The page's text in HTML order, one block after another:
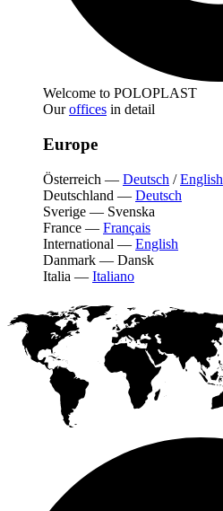
Welcome to POLOPLAST
Ouroffices in detail
Europe
Österreich — Deutsch /English
Deutschland — Deutsch
Sverige — Svenska
France — Français
International — English
Danmark — Dansk
Italia — Italiano